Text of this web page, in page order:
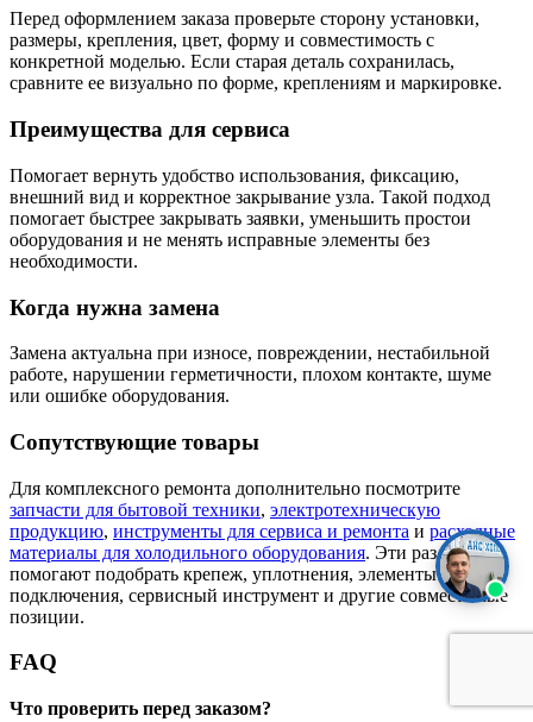
Перед оформлением заказа проверьте сторону установки,
размеры, крепления, цвет, форму и совместимость с
конкретной моделью. Если старая деталь сохранилась,
сравните ее визуально по форме, креплениям и маркировке.
Преимущества для сервиса
Помогает вернуть удобство использования, фиксацию,
внешний вид и корректное закрывание узла. Такой подход
помогает быстрее закрывать заявки, уменьшить простои
оборудования и не менять исправные элементы без
необходимости.
Когда нужна замена
Замена актуальна при износе, повреждении, нестабильной
работе, нарушении герметичности, плохом контакте, шуме
или ошибке оборудования.
Сопутствующие товары
Для комплексного ремонта дополнительно посмотрите
запчасти для бытовой техники, электротехническую
продукцию, инструменты для сервиса и ремонта и расходные
материалы для холодильного оборудования. Эти разделы
помогают подобрать крепеж, уплотнения, элементы
подключения, сервисный инструмент и другие совместимые
позиции.
FAQ
Что проверить перед заказом?